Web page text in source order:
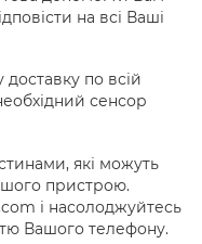
на всі Ваші
по всій
сенсор
які можуть
пристрою.
і насолоджуйтесь
Вашого телефону.